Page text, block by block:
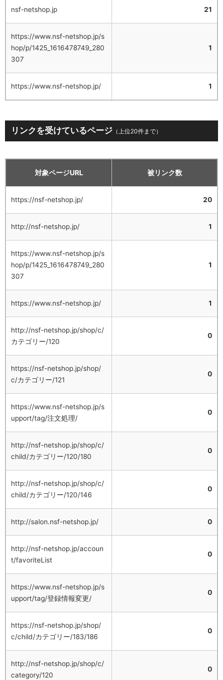
nsf-netshop.jp 21
https://www.nsf-netshop.jp/s
hop/p/1425_1616478749_280
307
1
https://www.nsf-netshop.jp/ 1
リンクを受けているページ （上位20件まで）
対象ページURL 被リンク数
https://nsf-netshop.jp/ 20
http://nsf-netshop.jp/ 1
https://www.nsf-netshop.jp/s
hop/p/1425_1616478749_280
307
1
https://www.nsf-netshop.jp/ 1
http://nsf-netshop.jp/shop/c/
カテゴリー/120
0
https://nsf-netshop.jp/shop/
c/カテゴリー/121
0
https://www.nsf-netshop.jp/s
upport/tag/注文処理/
0
http://nsf-netshop.jp/shop/c/
child/カテゴリー/120/180
0
http://nsf-netshop.jp/shop/c/
child/カテゴリー/120/146
0
http://salon.nsf-netshop.jp/ 0
http://nsf-netshop.jp/accoun
t/favoriteList
0
https://www.nsf-netshop.jp/s
upport/tag/登録情報変更/
0
https://nsf-netshop.jp/shop/
c/child/カテゴリー/183/186
0
http://nsf-netshop.jp/shop/c/
category/120
0